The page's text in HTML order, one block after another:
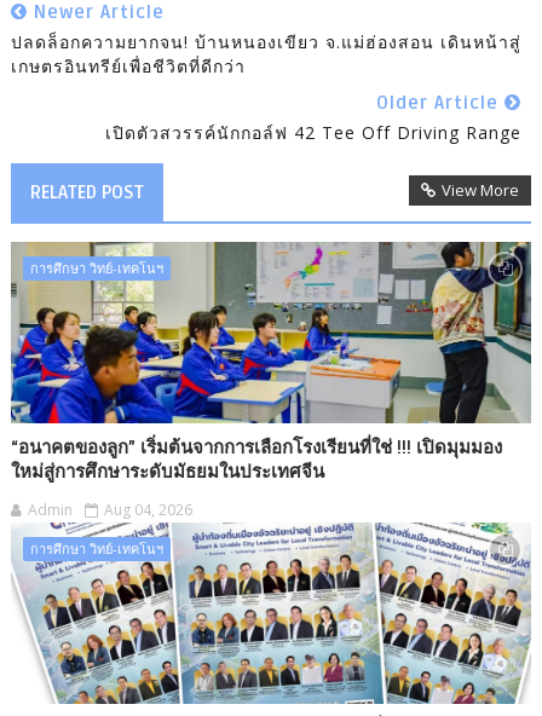
Newer Article
ปลดล็อกความยากจน! บ้านหนองเขียว จ.แม่ฮ่องสอน เดินหน้าสู่
เกษตรอินทรีย์เพื่อชีวิตที่ดีกว่า
Older Article
เปิดตัวสวรรค์นักกอล์ฟ 42 Tee Off Driving Range
RELATED POST View More
การศึกษา วิทย์-เทคโนฯ
“อนาคตของลูก” เริ่มต้นจากการเลือกโรงเรียนที่ใช่ !!! เปิดมุมมอง
ใหม่สู่การศึกษาระดับมัธยมในประเทศจีน
Admin Aug 04, 2026
การศึกษา วิทย์-เทคโนฯ